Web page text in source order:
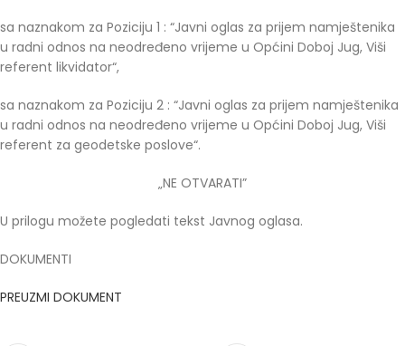
sa naznakom za Poziciju 1 : “Javni oglas za prijem namještenika
u radni odnos na neodređeno vrijeme u Općini Doboj Jug, Viši
referent likvidator“,
sa naznakom za Poziciju 2 : “Javni oglas za prijem namještenika
u radni odnos na neodređeno vrijeme u Općini Doboj Jug, Viši
referent za geodetske poslove“.
„NE OTVARATI”
U prilogu možete pogledati tekst Javnog oglasa.
DOKUMENTI
PREUZMI DOKUMENT